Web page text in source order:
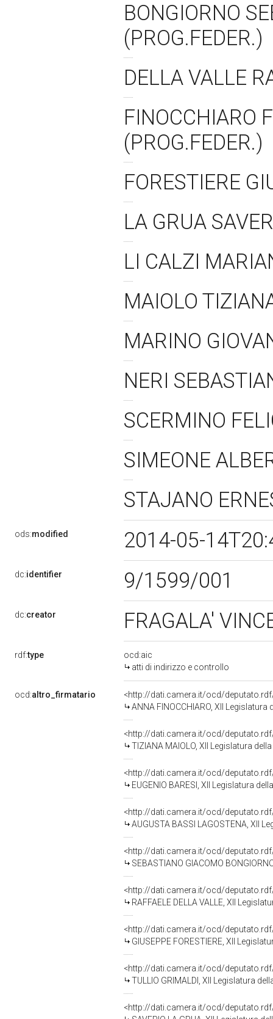
BONGIORNO
(PROG.FEDER.)
DELLA VALLE
FINOCCHIARO
(PROG.FEDER.)
FORESTIERE
LA GRUA
LI CALZI
MAIOLO
MARINO
NERI
SCERMINO
SIMEONE
STAJANO
ods:modified 2014-05-
dc:identifier 9/1599/001
dc:creator FRAGALA'
rdf:type
ocd:aic
atti di indirizzo e controllo
ocd:altro_firmatario
<http://dati.camera.it/ocd/
ANNA FINOCCHIARO, XII Legislatura
<http://dati.camera.it/ocd/
TIZIANA MAIOLO, XII Legislatura
<http://dati.camera.it/ocd/
EUGENIO BARESI, XII Legislatura
<http://dati.camera.it/ocd/
AUGUSTA BASSI LAGOSTENA, XII
<http://dati.camera.it/ocd/
SEBASTIANO GIACOMO
<http://dati.camera.it/ocd/
RAFFAELE DELLA VALLE, XII
<http://dati.camera.it/ocd/
GIUSEPPE FORESTIERE, XII
<http://dati.camera.it/ocd/
TULLIO GRIMALDI, XII Legislatura
<http://dati.camera.it/ocd/